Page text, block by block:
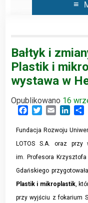
Bałtyk i
Plastik i
wystawa w
Opublikowano 16
Facebook
TwitterEmail
Fundacja Rozwoju
LOTOS S.A. oraz przy
im. Profesora
Gdańskiego
Plastik i mikroplastik,
przy wyjściu z fokarium